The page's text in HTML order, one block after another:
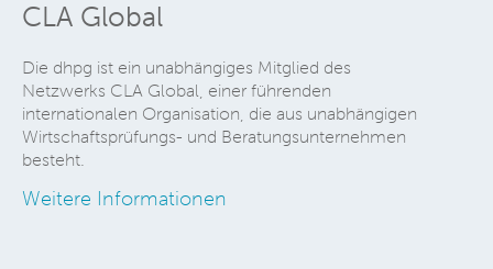
CLA Global
Die dhpg ist ein unabhängiges Mitglied des
Netzwerks CLA Global, einer führenden
internationalen Organisation, die aus unabhängigen
Wirtschaftsprüfungs- und Beratungsunternehmen
besteht.
Weitere Informationen